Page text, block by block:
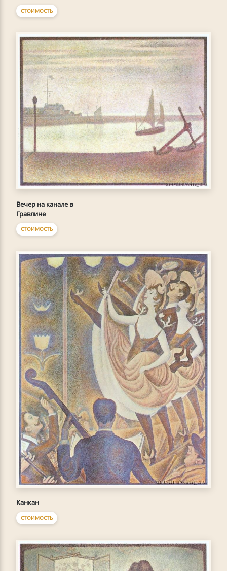
СТОИМОСТЬ
Вечер на канале в
Гравлине
СТОИМОСТЬ
Канкан
СТОИМОСТЬ